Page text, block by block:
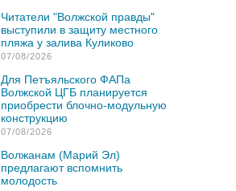
Читатели "Волжской правды"
выступили в защиту местного
пляжа у залива Куликово
07/08/2026
Для Петъяльского ФАПа
Волжской ЦГБ планируется
приобрести блочно-модульную
конструкцию
07/08/2026
Волжанам (Марий Эл)
предлагают вспомнить
молодость